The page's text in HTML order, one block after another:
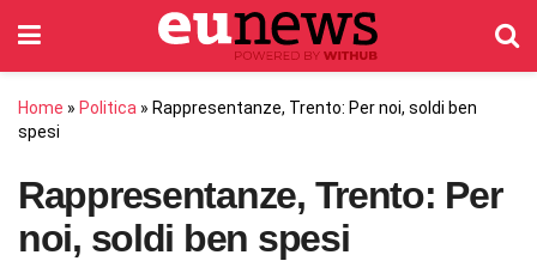
Home » Politica » Rappresentanze, Trento: Per noi, soldi ben
spesi
Rappresentanze, Trento: Per
noi, soldi ben spesi